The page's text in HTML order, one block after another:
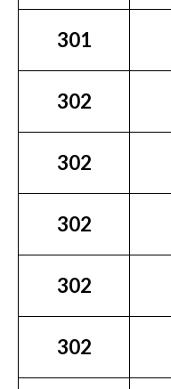
301
302
302
302
302
302